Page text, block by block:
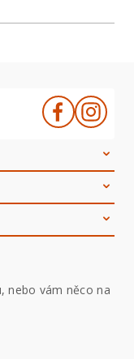
nebo vám něco na